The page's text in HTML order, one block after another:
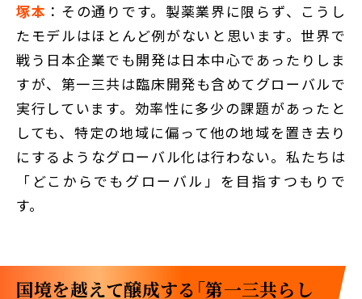
塚本 ：その通りです。製薬業界に限らず、こうし
たモデルはほとんど例がないと思います。世界で
戦う日本企業でも開発は日本中心であったりしま
すが、第一三共は臨床開発も含めてグローバルで
実行しています。効率性に多少の課題があったと
しても、特定の地域に偏って他の地域を置き去り
にするようなグローバル化は行わない。私たちは
「どこからでもグローバル」を目指すつもりで
す。
国境を越えて醸成する「第一三共らし